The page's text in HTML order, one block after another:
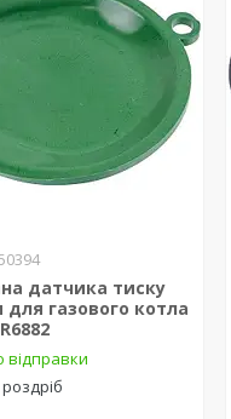
датчика тиску
для газового котла
відправки